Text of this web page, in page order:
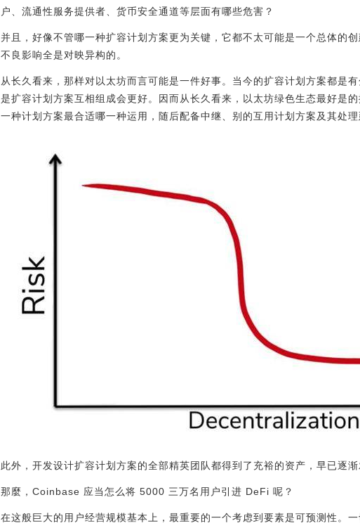
户、流通性服务提供者、货币安全通道等层面有哪些危害？
并且，好像不管哪一种扩容计划方案更为关键，它都不太可能是一个总体的
不良影响全是对映异构的。
从长久看来，那样对以太坊而言可能是一件好事。当今的扩容计划方案都是
是扩容计划方案互相组成会更好。因而从长久看来，以太坊绿色生态最好是
一种计划方案最合适哪一种运用，随后配备中继、别的互用计划方案及其处理
此外，开发设计扩容计划方案的全部精英团队都得到了充裕的资产，早已逐
那麼，Coinbase 应当怎么将 5000 三万名用户引进 DeFi 呢？
在这般巨大的用户经营规模基本上，最重要的一个考虑到要素是可预测性。